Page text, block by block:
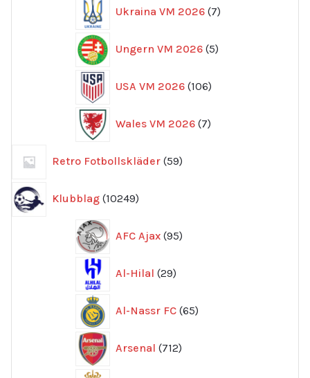
Ukraina VM 2026 7
produkter
Ungern VM 2026 5
produkter
USA VM 2026 106
produkter
Wales VM 2026 7
produkter
Retro Fotbollskläder 59
produkter
Klubblag 10249
produkter
AFC Ajax 95
produkter
Al-Hilal 29
produkter
Al-Nassr FC 65
produkter
Arsenal 712
produkter